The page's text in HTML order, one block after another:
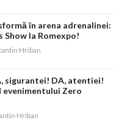
în arena adrenalinei:
la Romexpo!
Hriban
sigurantei! DA, atentiei!
evenimentului Zero
Hriban